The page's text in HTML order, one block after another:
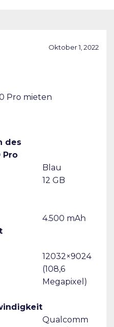
Oktober 1, 2022
des
Pro
Blau
12 GB
4.500 mAh
12032×9024
(108,6
Megapixel)
Qualcomm